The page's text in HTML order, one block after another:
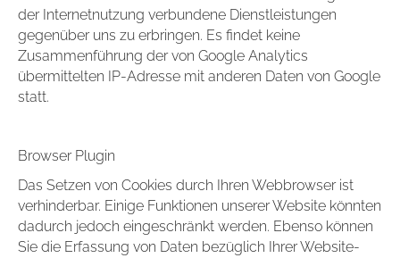
der Internetnutzung verbundene Dienstleistungen
gegenüber uns zu erbringen. Es findet keine
Zusammenführung der von Google Analytics
übermittelten IP-Adresse mit anderen Daten von Google
statt.
Browser Plugin
Das Setzen von Cookies durch Ihren Webbrowser ist
verhinderbar. Einige Funktionen unserer Website könnten
dadurch jedoch eingeschränkt werden. Ebenso können
Sie die Erfassung von Daten bezüglich Ihrer Website-